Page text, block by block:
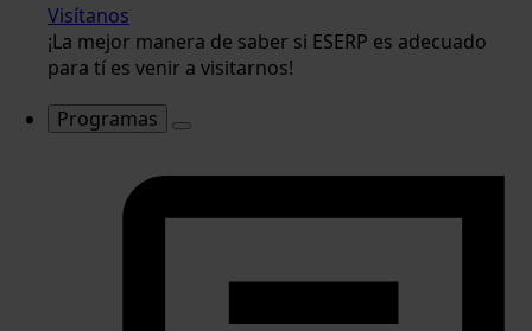
Visítanos
¡La mejor manera de saber si ESERP es adecuado
para tí es venir a visitarnos!
Programas